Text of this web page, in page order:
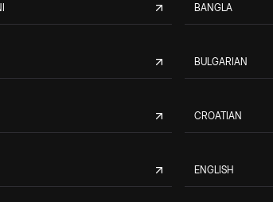
BANGLA
BULGARIAN
CROATIAN
ENGLISH